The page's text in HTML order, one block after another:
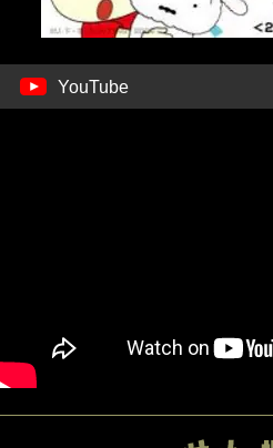
YouTube